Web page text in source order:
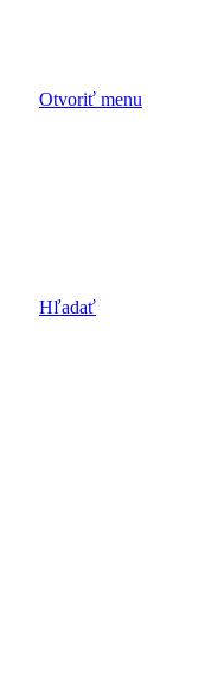
Otvoriť menu
Hľadať